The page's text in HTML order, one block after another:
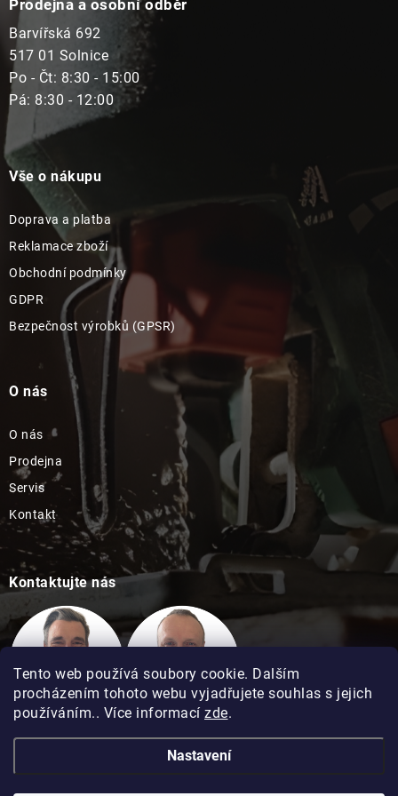
Tento web používá soubory cookie. Dalším
procházením tohoto webu vyjadřujete souhlas s jejich
používáním.. Více informací zde.
Nastavení
Prodejna a osobní odběr
Barvířská 692
517 01 Solnice
Po - Čt: 8:30 - 15:00
Pá: 8:30 - 12:00
Vše o nákupu
Doprava a platba
Reklamace zboží
Obchodní podmínky
GDPR
Bezpečnost výrobků (GPSR)
O nás
O nás
Prodejna
Servis
Kontakt
Kontaktujte nás
Technická podporaTechnická podpora
David Matuška